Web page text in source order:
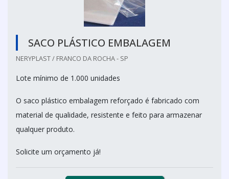
SACO PLÁSTICO EMBALAGEM
NERYPLAST / FRANCO DA ROCHA - SP
Lote mínimo de 1.000 unidades
O saco plástico embalagem reforçado é fabricado com
material de qualidade, resistente e feito para armazenar
qualquer produto.
Solicite um orçamento já!